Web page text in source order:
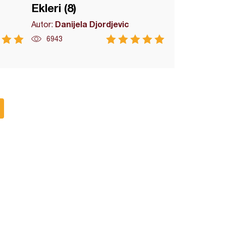
Ekleri (8)
Autor: Danijela Djordjevic
6943